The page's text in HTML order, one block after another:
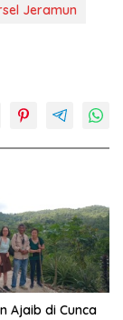
Jeramun
Ajaib di Cunca